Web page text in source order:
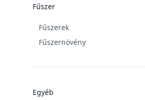
Fűszer
Fűszerek
Fűszernövény
Egyéb